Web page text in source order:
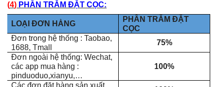
(4) PHẦN TRĂM ĐẶT CỌC:
LOẠI ĐƠN HÀNG
PHẦN TRĂM ĐẶT
CỌC
Đơn trong hệ thống : Taobao,
1688, Tmall
75%
Đơn ngoài hệ thống: Wechat,
các app mua hàng :
pinduoduo,xianyu,…
100%
Các đơn đặt hàng sản xuất